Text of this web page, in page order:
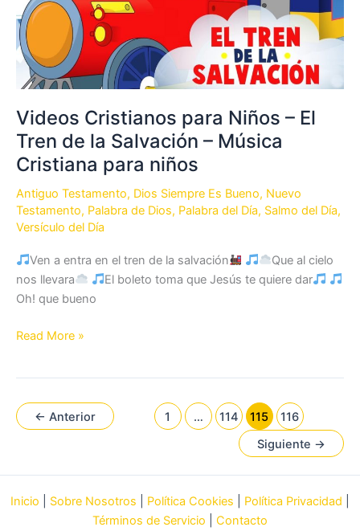
Videos Cristianos para Niños – El
Tren de la Salvación – Música
Cristiana para niños
Antiguo Testamento, Dios Siempre Es Bueno, Nuevo
Testamento, Palabra de Dios, Palabra del Día, Salmo del Día,
Versículo del Día
Ven a entra en el tren de la salvación
Que al cielo
nos llevara
El boleto toma que Jesús te quiere dar
Oh! que bueno
Videos
–
El
Salvación
Read More »
← Anterior 1 … 114 115
116
Siguiente →
Inicio Sobre Nosotros Política Cookies Política Privacidad
Términos de Servicio
Contacto